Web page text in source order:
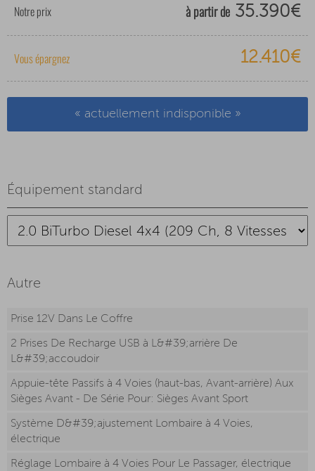
Notre prix à partir de 35.390€
Vous épargnez 12.410€
« actuellement indisponible »
Équipement standard
Autre
Prise 12V Dans Le Coffre
2 Prises De Recharge USB à L&#39;arrière De
L&#39;accoudoir
Appuie-tête Passifs à 4 Voies (haut-bas, Avant-arrière) Aux
Sièges Avant - De Série Pour: Sièges Avant Sport
Système D&#39;ajustement Lombaire à 4 Voies,
électrique
Réglage Lombaire à 4 Voies Pour Le Passager, électrique